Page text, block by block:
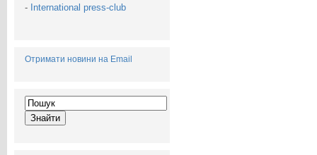
- International press-club
Отримати новини на Email